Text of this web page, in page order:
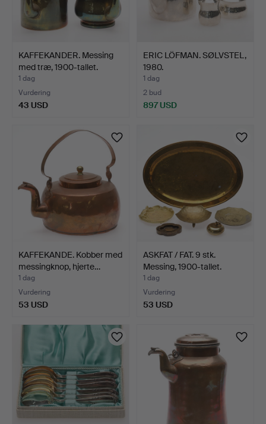
KAFFEKANDER. Messing
med træ, 1900-tallet.
1 dag
Vurdering
43 USD
ERIC LÖFMAN. SØLVSTEL,
1980.
1 dag
2 bud
897 USD
KAFFEKANDE. Kobber med
messingknop, hjerte…
1 dag
Vurdering
53 USD
ASKFAT / FAT. 9 stk.
Messing, 1900-tallet.
1 dag
Vurdering
53 USD